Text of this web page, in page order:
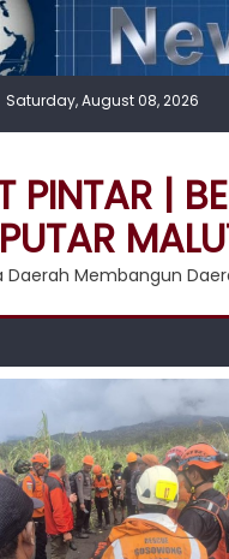
Saturday, August 08, 2026
PINTAR |
Daerah Membangun